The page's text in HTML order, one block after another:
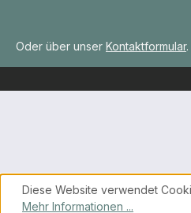
Oder über unser Kontaktformular.
Diese Website verwendet
Mehr Informationen ...